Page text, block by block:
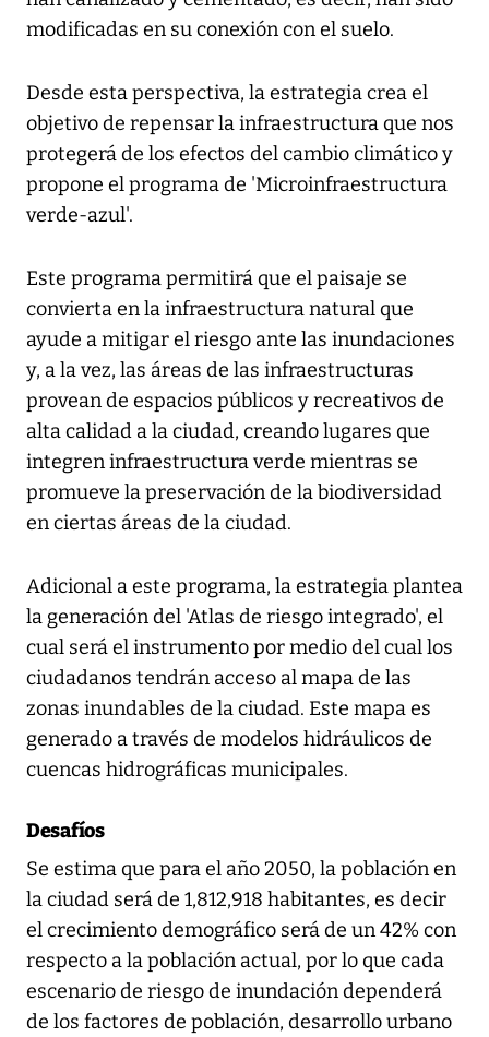
modificadas en su conexión con el suelo.
Desde esta perspectiva, la estrategia crea el
objetivo de repensar la infraestructura que nos
protegerá de los efectos del cambio climático y
propone el programa de 'Microinfraestructura
verde-azul'.
Este programa permitirá que el paisaje se
convierta en la infraestructura natural que
ayude a mitigar el riesgo ante las inundaciones
y, a la vez, las áreas de las infraestructuras
provean de espacios públicos y recreativos de
alta calidad a la ciudad, creando lugares que
integren infraestructura verde mientras se
promueve la preservación de la biodiversidad
en ciertas áreas de la ciudad.
Adicional a este programa, la estrategia plantea
la generación del 'Atlas de riesgo integrado', el
cual será el instrumento por medio del cual los
ciudadanos tendrán acceso al mapa de las
zonas inundables de la ciudad. Este mapa es
generado a través de modelos hidráulicos de
cuencas hidrográficas municipales.
Desafíos
Se estima que para el año 2050, la población en
la ciudad será de 1,812,918 habitantes, es decir
el crecimiento demográfico será de un 42% con
respecto a la población actual, por lo que cada
escenario de riesgo de inundación dependerá
de los factores de población, desarrollo urbano